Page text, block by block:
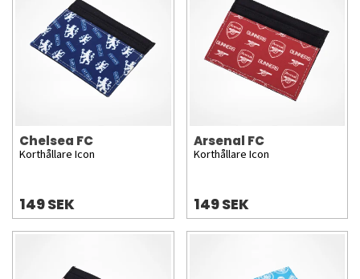
Chelsea FC
Korthållare Icon
149 SEK
Arsenal FC
Korthållare Icon
149 SEK